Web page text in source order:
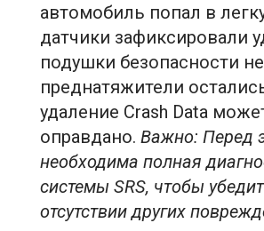
автомобиль попал в
датчики зафиксировали
подушки безопасности
преднатяжители
удаление Crash Data
оправдано. Важно: Перед
необходима полная
системы SRS, чтобы
отсутствии других